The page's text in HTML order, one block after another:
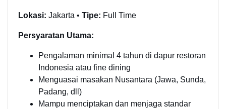
Lokasi: Jakarta • Tipe: Full Time
Persyaratan Utama:
Pengalaman minimal 4 tahun di dapur restoran
Indonesia atau fine dining
Menguasai masakan Nusantara (Jawa, Sunda,
Padang, dll)
Mampu menciptakan dan menjaga standar